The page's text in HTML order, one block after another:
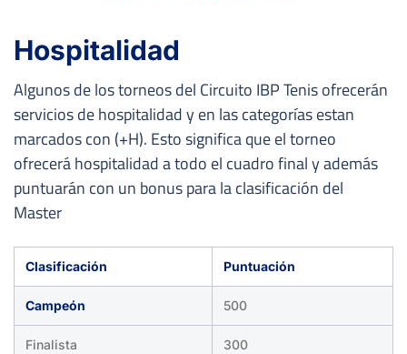
Hospitalidad
Algunos de los torneos del Circuito IBP Tenis ofrecerán
servicios de hospitalidad y en las categorías estan
marcados con (+H). Esto significa que el torneo
ofrecerá hospitalidad a todo el cuadro final y además
puntuarán con un bonus para la clasificación del
Master
Clasificación Puntuación
Campeón 500
Finalista 300